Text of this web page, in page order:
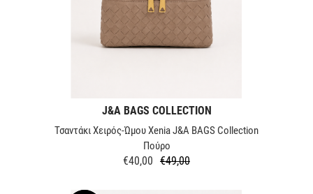
J&A BAGS COLLECTION
Τσαντάκι Χειρός-Ώμου Xenia J&A BAGS Collection
Πούρο
Κανονική
€49,00
Τιμή
€40,00